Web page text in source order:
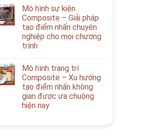
Mô hình sự kiện
Composite – Giải pháp
tạo điểm nhấn chuyên
nghiệp cho mọi chương
trình
Mô hình trang trí
Composite – Xu hướng
tạo điểm nhấn không
gian được ưa chuộng
hiện nay